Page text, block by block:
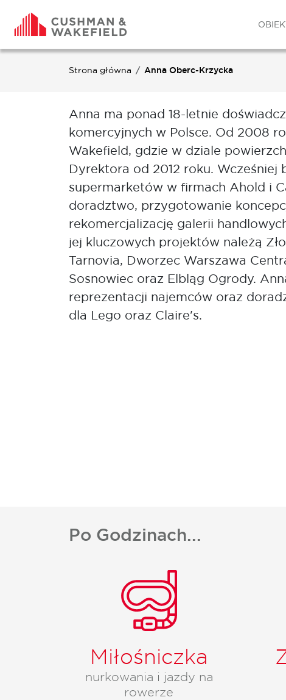
Strona główna Anna Oberc-Krzycka
Anna ma ponad 18-letnie
komercyjnych w Polsce. Od 2008
Wakefield, gdzie w dziale
Dyrektora od 2012 roku. Wcześniej
supermarketów w firmach Ahold i
doradztwo, przygotowanie
rekomercjalizację galerii
jej kluczowych projektów należą
Tarnovia, Dworzec Warszawa
Sosnowiec oraz Elbląg Ogrody.
reprezentacji najemców oraz
dla Lego oraz Claire's.
Po Godzinach...
Miłośniczka
nurkowania i jazdy na
rowerze